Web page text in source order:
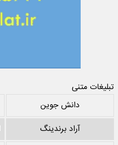
تبلیغات متنی
دانش جوین
آراد برندینگ